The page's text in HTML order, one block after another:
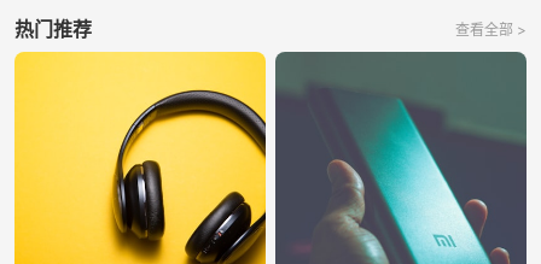
热门推荐 查看全部 >